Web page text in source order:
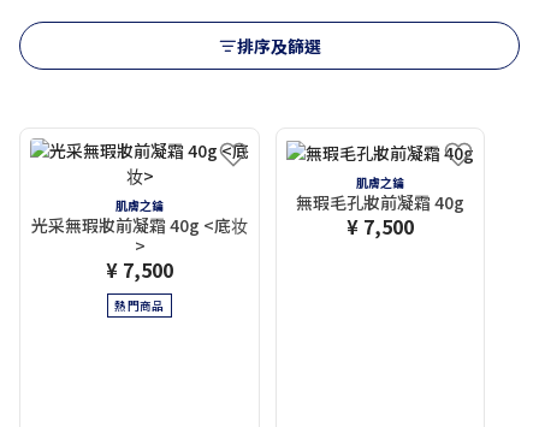
排序及篩選
肌膚之鑰
光采無瑕妝前凝霜 40g <底妆
>
¥ 7,500
熱門商品
肌膚之鑰
無瑕毛孔妝前凝霜 40g
¥ 7,500